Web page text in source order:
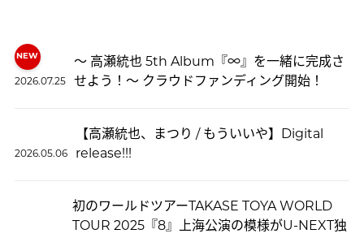
2026.07.25
〜 高瀬統也 5th Album『∞』を一緒に完成さ
せよう！〜 クラウドファンディング開始！
2026.05.06
【高瀬統也、まつり / もういいや】Digital
release!!!
初のワールドツアーTAKASE TOYA WORLD
TOUR 2025『8』上海公演の模様がU-NEXT独